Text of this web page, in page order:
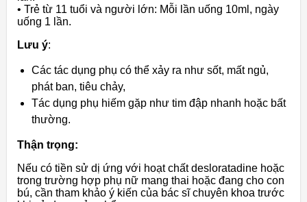
• Trẻ từ 11 tuổi và người lớn: Mỗi lần uống 10ml, ngày
uống 1 lần.
Lưu ý:
Các tác dụng phụ có thể xảy ra như sốt, mất ngủ,
phát ban, tiêu chảy,
Tác dụng phụ hiếm gặp như tim đập nhanh hoặc bất
thường.
Thận trọng:
Nếu có tiền sử dị ứng với hoạt chất desloratadine hoặc
trong trường hợp phụ nữ mang thai hoặc đang cho con
bú, cần tham khảo ý kiến của bác sĩ chuyên khoa trước